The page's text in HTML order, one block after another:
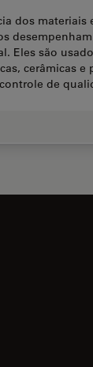
dos materiais
Eles são
cerâmicas e
de